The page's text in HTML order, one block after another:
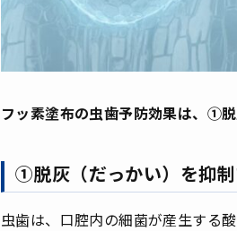
フッ素塗布の虫歯予防効果は、①
①脱灰（だっかい）を抑
虫歯は、口腔内の細菌が産生する